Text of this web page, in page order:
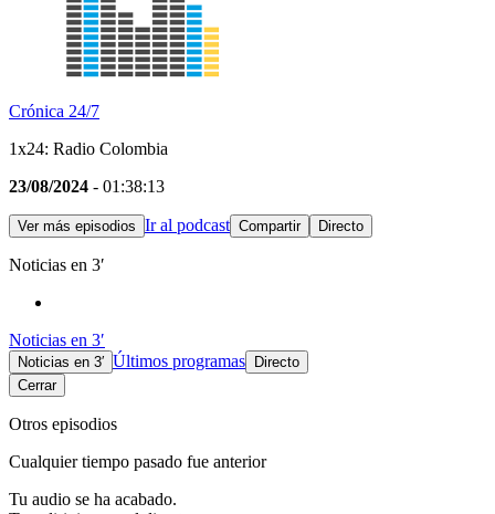
Crónica 24/7
1x24: Radio Colombia
23/08/2024 - 01:38:13
Ver más episodios Ir al podcast Compartir Directo
Noticias en 3′
Noticias en 3′
Noticias en 3′ Últimos programas
Directo
Cerrar
Otros episodios
Cualquier tiempo pasado fue anterior
Tu audio se ha acabado.